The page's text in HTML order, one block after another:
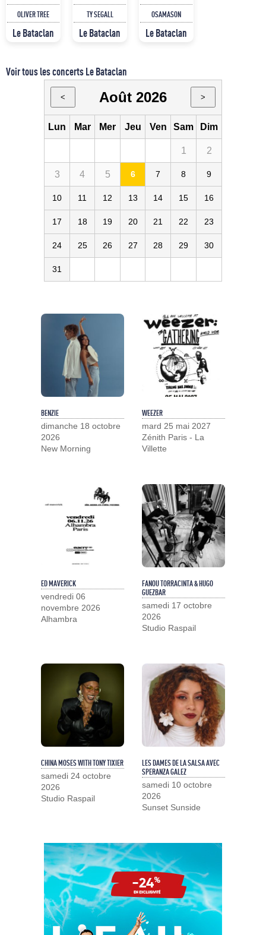
OLIVER TREE
Le Bataclan
TY SEGALL
Le Bataclan
OSAMASON
Le Bataclan
Voir tous les concerts Le Bataclan
< Août 2026 >
Lun Mar Mer Jeu Ven Sam Dim
1 2
3 4 5 6 7 8 9
10 11 12 13 14 15 16
17 18 19 20 21 22 23
24 25 26 27 28 29 30
31
BENZIE
dimanche 18 octobre
2026
New Morning
WEEZER
mard 25 mai 2027
Zénith Paris - La
Villette
ED MAVERICK
vendredi 06
novembre 2026
Alhambra
FANOU TORRACINTA & HUGO
GUEZBAR
samedi 17 octobre
2026
Studio Raspail
CHINA MOSES WITH TONY TIXIER
samedi 24 octobre
2026
Studio Raspail
LES DAMES DE LA SALSA AVEC
SPERANZA GALEZ
samedi 10 octobre
2026
Sunset Sunside